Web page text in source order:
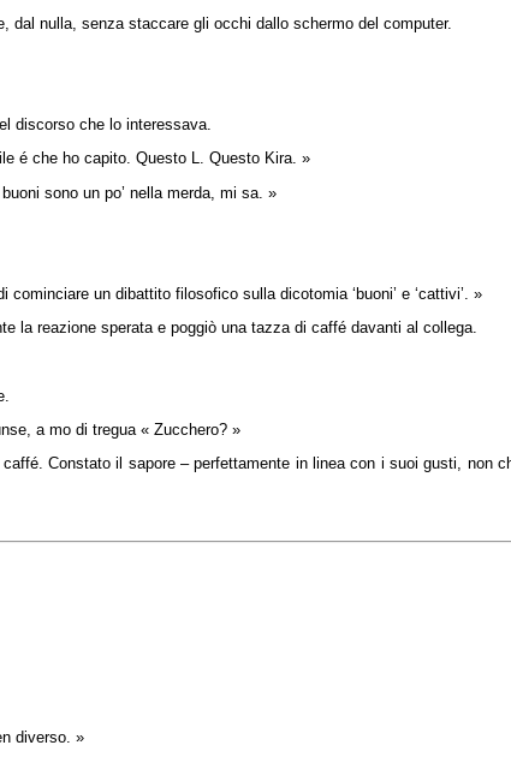
dal nulla, senza staccare gli occhi dallo schermo del computer.
discorso che lo interessava.
é che ho capito. Questo L. Questo Kira. »
sono un po’ nella merda, mi sa. »
un dibattito filosofico sulla dicotomia ‘buoni’ e ‘cattivi’. »
la reazione sperata e poggiò una tazza di caffé davanti al collega.
a mo di tregua « Zucchero? »
Constato il sapore – perfettamente in linea con i suoi gusti, non
diverso. »